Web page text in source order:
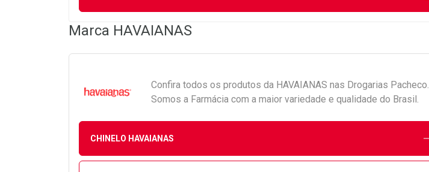
Marca HAVAIANAS
Confira todos os produtos da HAVAIANAS nas Drogarias Pacheco.
Somos a Farmácia com a maior variedade e qualidade do Brasil.
CHINELO HAVAIANAS